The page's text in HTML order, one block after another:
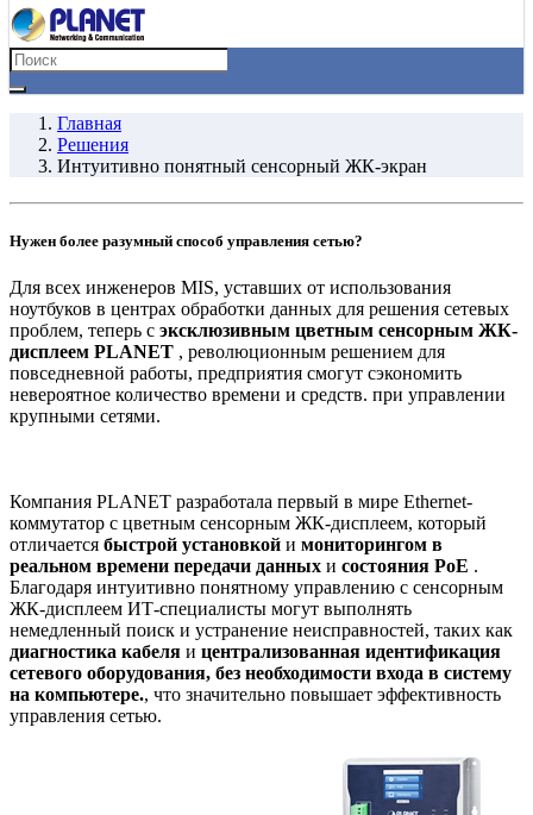
Главная
Решения
Интуитивно понятный сенсорный ЖК-экран
Нужен более разумный способ управления сетью?
Для всех инженеров MIS, уставших от использования
ноутбуков в центрах обработки данных для решения сетевых
проблем, теперь с эксклюзивным цветным сенсорным ЖК-
дисплеем PLANET , революционным решением для
повседневной работы, предприятия смогут сэкономить
невероятное количество времени и средств. при управлении
крупными сетями.
Компания PLANET разработала первый в мире Ethernet-
коммутатор с цветным сенсорным ЖК-дисплеем, который
отличается быстрой установкой и мониторингом в
реальном времени передачи данных и состояния PoE .
Благодаря интуитивно понятному управлению с сенсорным
ЖК-дисплеем ИТ-специалисты могут выполнять
немедленный поиск и устранение неисправностей, таких как
диагностика кабеля и централизованная идентификация
сетевого оборудования, без необходимости входа в систему
на компьютере., что значительно повышает эффективность
управления сетью.